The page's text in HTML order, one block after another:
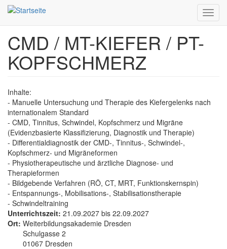
Direkt
zum
Inhalt
CMD / MT-KIEFER / PT-
KOPFSCHMERZ
Inhalte:
- Manuelle Untersuchung und Therapie des Kiefergelenks nach
internationalem Standard
- CMD, Tinnitus, Schwindel, Kopfschmerz und Migräne
(Evidenzbasierte Klassifizierung, Diagnostik und Therapie)
- Differentialdiagnostik der CMD-, Tinnitus-, Schwindel-,
Kopfschmerz- und Migräneformen
- Physiotherapeutische und ärztliche Diagnose- und
Therapieformen
- Bildgebende Verfahren (RÖ, CT, MRT, Funktionskernspin)
- Entspannungs-, Mobilisations-, Stabilisationstherapie
- Schwindeltraining
Unterrichtszeit: 21.09.2027 bis 22.09.2027
Ort: Weiterbildungsakademie Dresden
Schulgasse 2
01067 Dresden